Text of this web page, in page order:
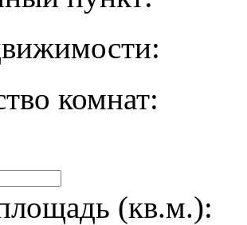
комнат:
(кв.м.):